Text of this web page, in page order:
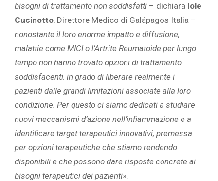
bisogni di trattamento non soddisfatti – dichiara Iole
Cucinotto, Direttore Medico di Galápagos Italia –
nonostante il loro enorme impatto e diffusione,
malattie come MICI o l’Artrite Reumatoide per lungo
tempo non hanno trovato opzioni di trattamento
soddisfacenti, in grado di liberare realmente i
pazienti dalle grandi limitazioni associate alla loro
condizione. Per questo ci siamo dedicati a studiare
nuovi meccanismi d’azione nell’infiammazione e a
identificare target terapeutici innovativi, premessa
per opzioni terapeutiche che stiamo rendendo
disponibili e che possono dare risposte concrete ai
bisogni terapeutici dei pazienti».